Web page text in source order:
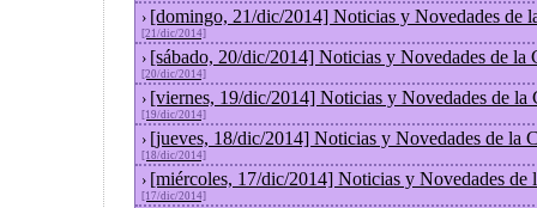
› [domingo, 21/dic/2014] Noticias y Novedades de
[21/dic/2014]
› [sábado, 20/dic/2014] Noticias y Novedades de la
[20/dic/2014]
› [viernes, 19/dic/2014] Noticias y Novedades de la
[19/dic/2014]
› [jueves, 18/dic/2014] Noticias y Novedades de la
[18/dic/2014]
› [miércoles, 17/dic/2014] Noticias y Novedades de
[17/dic/2014]